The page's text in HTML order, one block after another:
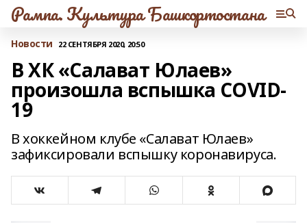
Рампа. Культура Башкортостана
Новости 22 СЕНТЯБРЯ 2020, 20:50
В ХК «Салават Юлаев»
произошла вспышка COVID-
19
В хоккейном клубе «Салават Юлаев»
зафиксировали вспышку коронавируса.